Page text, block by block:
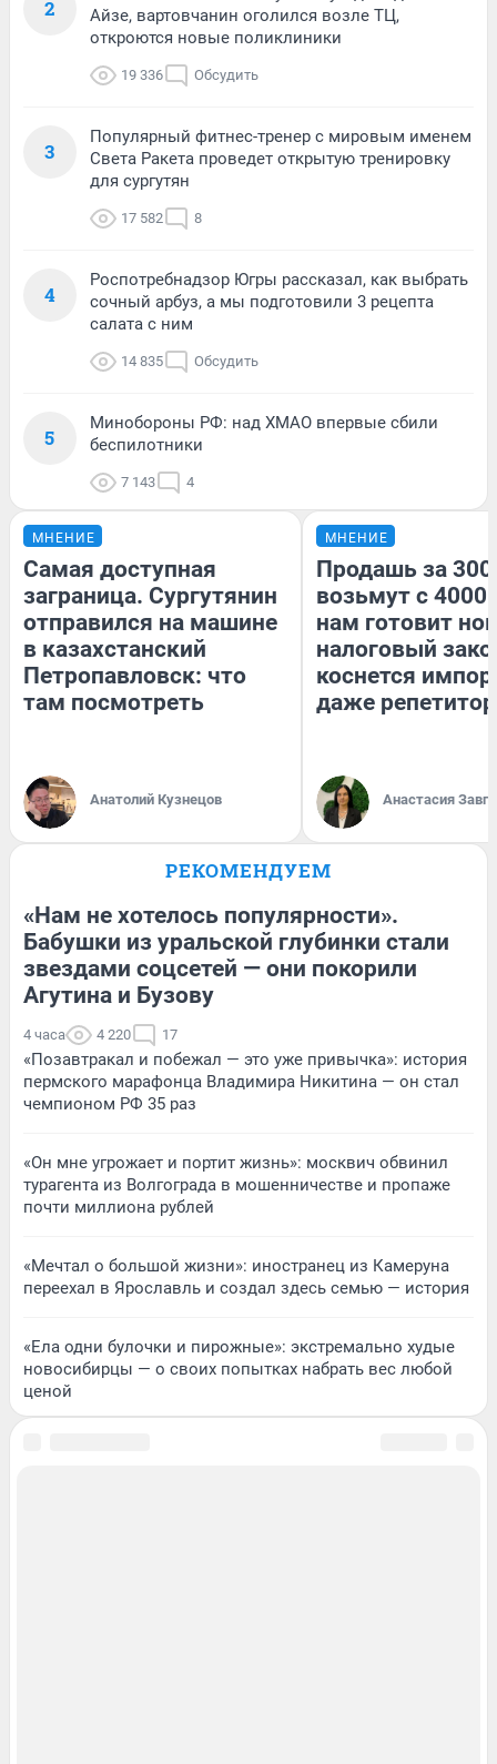
2
Айзе, вартовчанин оголился возле ТЦ,
откроются новые поликлиники
19 336 Обсудить
3
Популярный фитнес-тренер с мировым именем
Света Ракета проведет открытую тренировку
для сургутян
17 582 8
4
Роспотребнадзор Югры рассказал, как выбрать
сочный арбуз, а мы подготовили 3 рецепта
салата с ним
14 835 Обсудить
5
Минобороны РФ: над ХМАО впервые сбили
беспилотники
7 143 4
МНЕНИЕ
Самая доступная
заграница. Сургутянин
отправился на машине
в казахстанский
Петропавловск: что
там посмотреть
Анатолий Кузнецов
МНЕНИЕ
Продашь за
возьмут с
нам готовит
налоговый
коснется
даже
Анастасия
РЕКОМЕНДУЕМ
«Нам не хотелось популярности».
Бабушки из уральской глубинки стали
звездами соцсетей — они покорили
Агутина и Бузову
4 часа 4 220 17
«Позавтракал и побежал — это уже привычка»: история
пермского марафонца Владимира Никитина — он стал
чемпионом РФ 35 раз
«Он мне угрожает и портит жизнь»: москвич обвинил
турагента из Волгограда в мошенничестве и пропаже
почти миллиона рублей
«Мечтал о большой жизни»: иностранец из Камеруна
переехал в Ярославль и создал здесь семью — история
«Ела одни булочки и пирожные»: экстремально худые
новосибирцы — о своих попытках набрать вес любой
ценой